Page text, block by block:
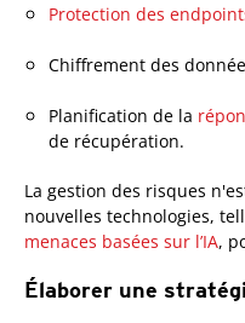
Protection des
Chiffrement des
Planification de la
de récupération.
La gestion des risques
nouvelles technologies,
menaces basées sur l’IA,
Élaborer une